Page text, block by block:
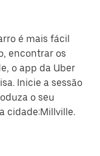
é mais fácil
encontrar os
o app da Uber
Inicie a sessão
o seu
cidade:Millville.